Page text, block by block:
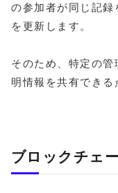
の参加者が同じ記録
を更新します。
そのため、特定の
明情報を共有できる
ブロックチェ